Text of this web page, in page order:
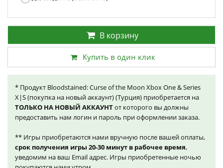
В корзину
Купить в один клик
* Продукт Bloodstained: Curse of the Moon Xbox One & Series
X|S (покупка на новый аккаунт) (Турция) приобретается на
ТОЛЬКО НА НОВЫЙ АККАУНТот которого вы должны
предоставить нам логин и пароль при оформлении заказа.
** Игры приобретаются нами вручную после вашей оплаты,
срок получения игры 20-30 минут в рабочее время,
уведомим на ваш Email адрес. Игры приобретенные ночью